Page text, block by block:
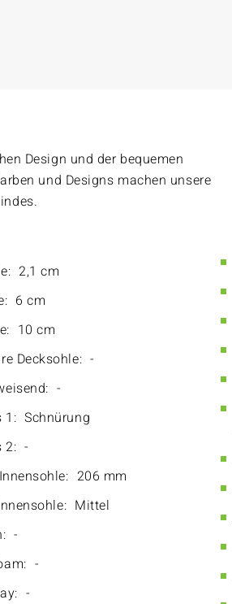
Design und der bequemen
und Designs machen unsere
2,1 cm
6 cm
10 cm
Decksohle: -
-
1: Schnürung
2: -
206 mm
Mittel
-
-
-